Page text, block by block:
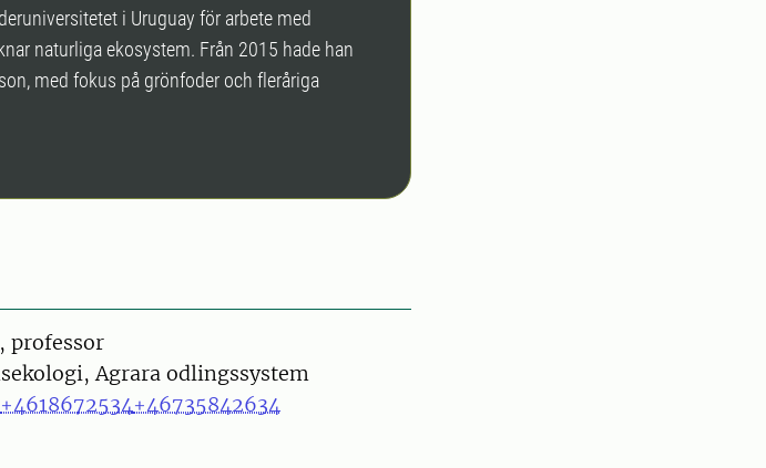
i Uruguay för arbete med
naturliga ekosystem. Från 2015 hade han
med fokus på grönfoder och fleråriga
professor
Agrara odlingssystem
+4618672534+46735842634